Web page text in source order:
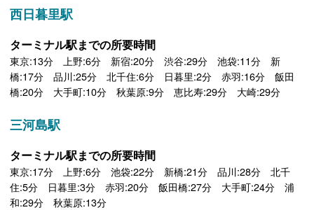
西日暮里駅
ターミナル駅までの所要時間
東京:13分 上野:6分 新宿:20分 渋谷:29分 池袋:11分 新
橋:17分 品川:25分 北千住:6分 日暮里:2分 赤羽:16分 飯田
橋:20分 大手町:10分 秋葉原:9分 恵比寿:29分 大崎:29分
三河島駅
ターミナル駅までの所要時間
東京:17分 上野:6分 池袋:22分 新橋:21分 品川:28分 北千
住:5分 日暮里:3分 赤羽:20分 飯田橋:27分 大手町:24分 浦
和:29分 秋葉原:13分